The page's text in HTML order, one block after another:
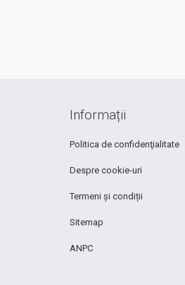
Informații
Politica de confidenţialitate
Despre cookie-uri
Termeni și condiții
Sitemap
ANPC